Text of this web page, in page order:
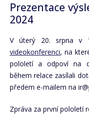
Prezentace
2024
V úterý 20. srpna v
videokonferenci, na
pololetí a odpoví na
během relace zasílali
předem e-mailem na
Zpráva za první pololetí